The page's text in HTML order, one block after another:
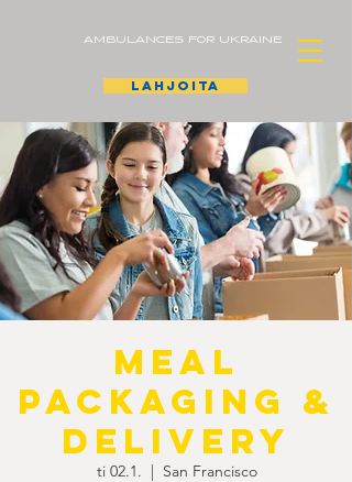
lahjoita
AMBULANCES FOR UKRAINE
Meal
Packaging &
Delivery
ti 02.1.
  |
San Francisco